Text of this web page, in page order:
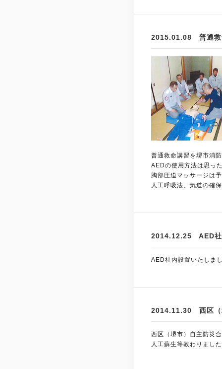
2015.01.08 普通救
普通救命講習を堺市消
AEDの使用方法は思っ
胸部圧迫マッサージは
人工呼吸法、気道の確
2014.12.25 AED社
AED社内設置いたしま
2014.11.30 西区（
西区（堺市）自主防災
人工蘇生等教わりまし